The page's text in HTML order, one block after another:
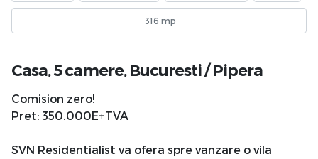
316 mp
Casa, 5 camere,Bucuresti/Pipera
Comision zero!
Pret: 350.000E+TVA
SVN Residentialist va ofera spre vanzare o vila